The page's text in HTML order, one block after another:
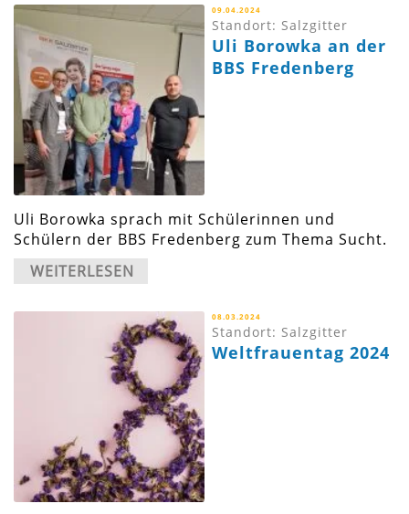
09.04.2024
Standort: Salzgitter
Uli Borowka an der
BBS Fredenberg
Uli Borowka sprach mit Schülerinnen und
Schülern der BBS Fredenberg zum Thema Sucht.
WEITERLESEN
08.03.2024
Standort: Salzgitter
Weltfrauentag 2024